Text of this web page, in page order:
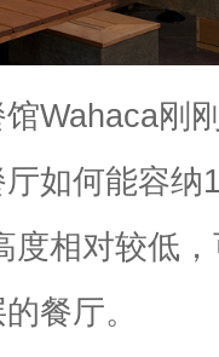
Wahaca刚
如何能容纳
度相对较低
餐厅。